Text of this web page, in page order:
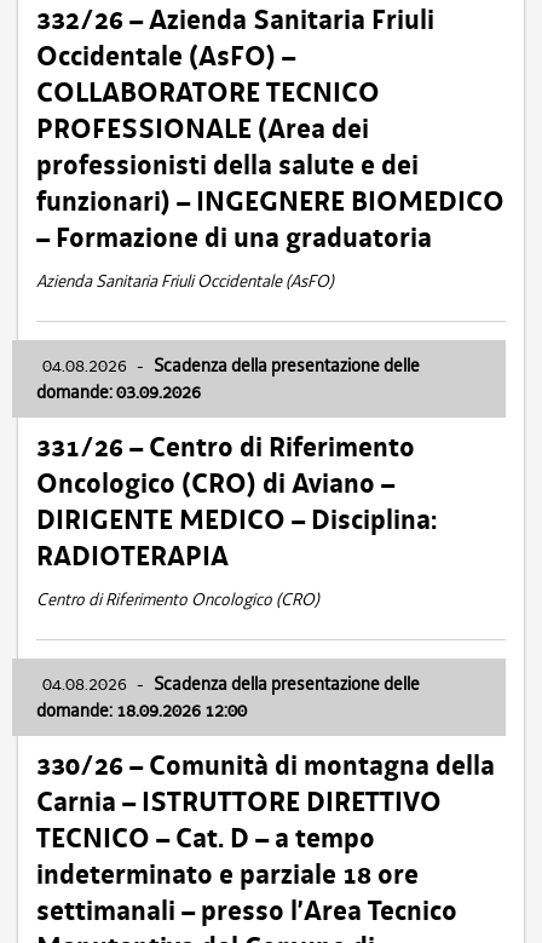
332/26 – Azienda Sanitaria Friuli
Occidentale (AsFO) –
COLLABORATORE TECNICO
PROFESSIONALE (Area dei
professionisti della salute e dei
funzionari) – INGEGNERE BIOMEDICO
– Formazione di una graduatoria
Azienda Sanitaria Friuli Occidentale (AsFO)
04.08.2026 - Scadenza della presentazione delle
domande: 03.09.2026
331/26 – Centro di Riferimento
Oncologico (CRO) di Aviano –
DIRIGENTE MEDICO – Disciplina:
RADIOTERAPIA
Centro di Riferimento Oncologico (CRO)
04.08.2026 - Scadenza della presentazione delle
domande: 18.09.2026 12:00
330/26 – Comunità di montagna della
Carnia – ISTRUTTORE DIRETTIVO
TECNICO – Cat. D – a tempo
indeterminato e parziale 18 ore
settimanali – presso l’Area Tecnico